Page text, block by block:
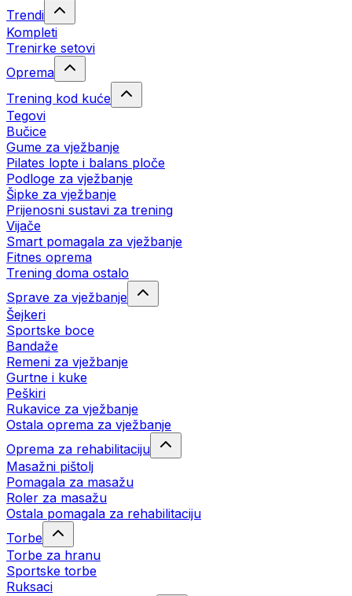
Trendi
Kompleti
Trenirke setovi
Oprema
Trening kod kuće
Tegovi
Bučice
Gume za vježbanje
Pilates lopte i balans ploče
Podloge za vježbanje
Šipke za vježbanje
Prijenosni sustavi za trening
Vijače
Smart pomagala za vježbanje
Fitnes oprema
Trening doma ostalo
Sprave za vježbanje
Šejkeri
Sportske boce
Bandaže
Remeni za vježbanje
Gurtne i kuke
Peškiri
Rukavice za vježbanje
Ostala oprema za vježbanje
Oprema za rehabilitaciju
Masažni pištolj
Pomagala za masažu
Roler za masažu
Ostala pomagala za rehabilitaciju
Torbe
Torbe za hranu
Sportske torbe
Ruksaci